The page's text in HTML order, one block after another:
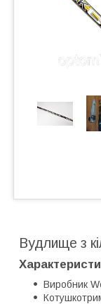
Вудлище з
Виробник